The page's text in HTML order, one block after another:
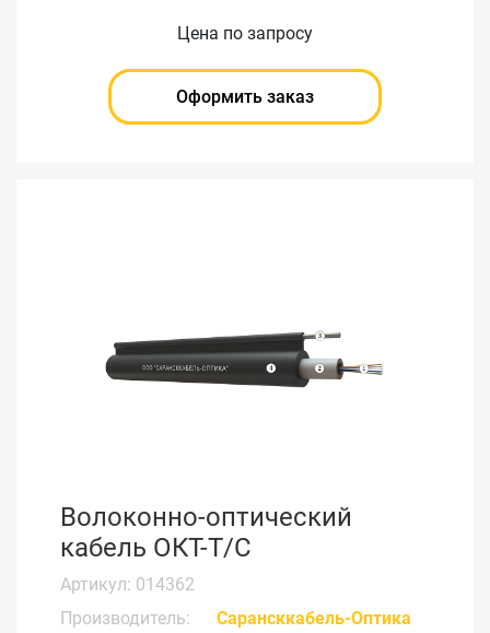
Цена по запросу
Оформить заказ
Волоконно-оптический
кабель ОКТ-Т/С
Артикул: 014362
Производитель:
Сарансккабель-Оптика